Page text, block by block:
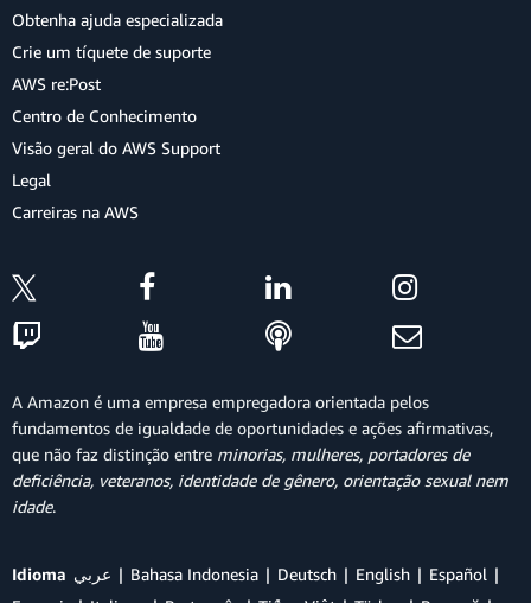
Obtenha ajuda especializada
Crie um tíquete de suporte
AWS re:Post
Centro de Conhecimento
Visão geral do AWS Support
Legal
Carreiras na AWS
A Amazon é uma empresa empregadora orientada pelos
fundamentos de igualdade de oportunidades e ações afirmativas,
que não faz distinção entre minorias, mulheres, portadores de
deficiência, veteranos, identidade de gênero, orientação sexual nem
idade.
Idioma عربي Bahasa Indonesia Deutsch English
Español